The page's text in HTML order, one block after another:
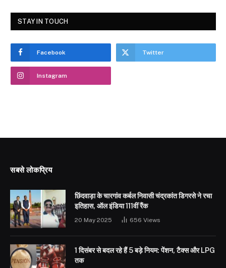
STAY IN TOUCH
Facebook Twitter
Instagram
सबसे लोकप्रिय
छिंदवाड़ा के चारगांव कर्बल निवासी चंद्रकांत डिगरसे ने रचा
इतिहास, ऑल इंडिया 111वीं रैंक
20 May 2025 656 Views
1 दिसंबर से बदल रहे हैं 5 बड़े नियम: पेंशन, टैक्स और LPG
तक